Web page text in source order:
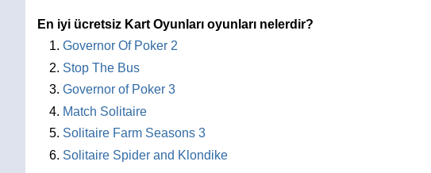
En iyi ücretsiz Kart Oyunları oyunları nelerdir?
Governor Of Poker 2
Stop The Bus
Governor of Poker 3
Match Solitaire
Solitaire Farm Seasons 3
Solitaire Spider and Klondike